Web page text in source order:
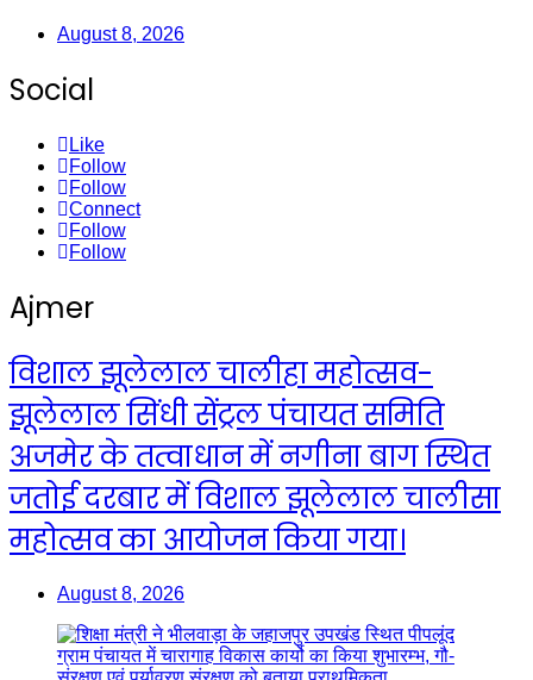
August 8, 2026
Social
Like
Follow
Follow
Connect
Follow
Follow
Ajmer
विशाल झूलेलाल चालीहा महोत्सव-
झूलेलाल सिंधी सेंट्रल पंचायत समिति
अजमेर के तत्वाधान में नगीना बाग स्थित
जतोई दरबार में विशाल झूलेलाल चालीसा
महोत्सव का आयोजन किया गया।
August 8, 2026